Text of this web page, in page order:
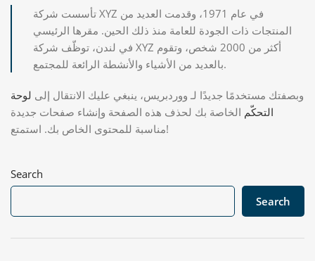
تأسست شركة XYZ في عام 1971، وقدمت العديد من
المنتجات ذات الجودة للعامة منذ ذلك الحين. مقرها الرئيسي
في لندن، توظّف شركة XYZ أكثر من 2000 شخص، وتقوم
بالعديد من الأشياء والأنشطة الرائعة للمجتمع.
وبصفتك مستخدمًا جديدًا لـ ووردبريس، ينبغي عليك الانتقال إلى لوحة
التحكّم الخاصة بك لحذف هذه الصفحة وإنشاء صفحات جديدة
مناسبة للمحتوى الخاص بك. استمتع!
Search
Search